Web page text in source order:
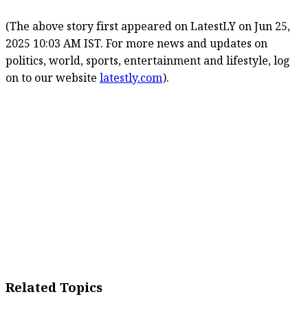
(The above story first appeared on LatestLY on Jun 25,
2025 10:03 AM IST. For more news and updates on
politics, world, sports, entertainment and lifestyle, log
on to our website latestly.com).
Related Topics